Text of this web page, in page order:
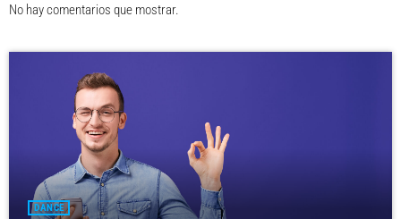
No hay comentarios que mostrar.
DANCE